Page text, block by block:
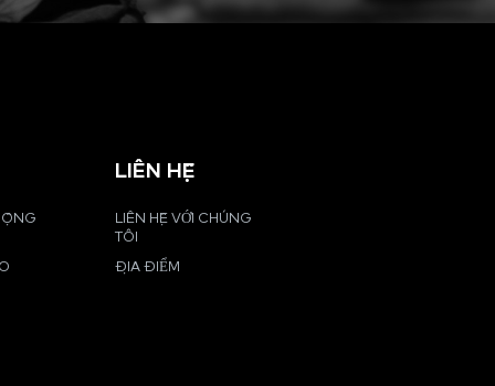
LIÊN HỆ
LIÊN HỆ VỚI CHÚNG
TÔI
ĐỊA ĐIỂM